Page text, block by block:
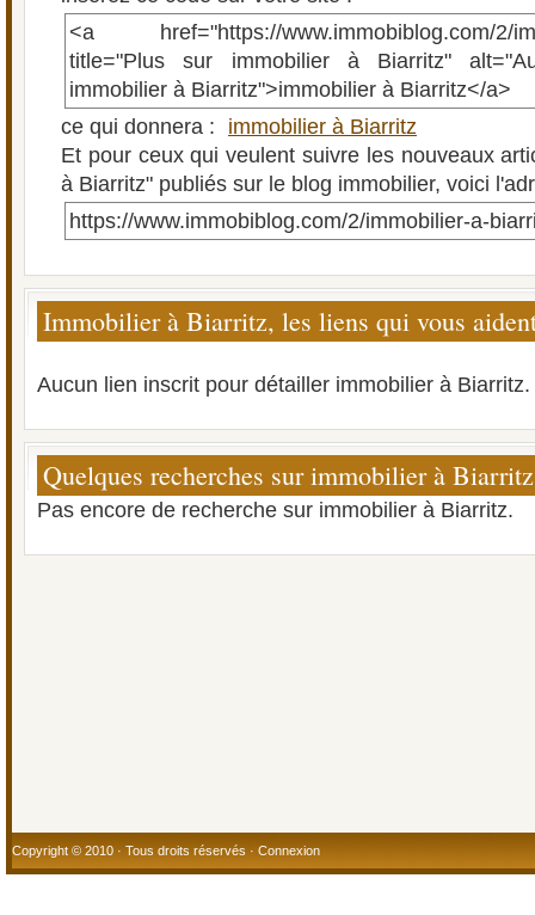
<a href="https://www.immobiblog.com/2/
title="Plus sur immobilier à Biarritz"
immobilier à Biarritz">immobilier à Biarritz</a>
ce qui donnera :
immobilier à Biarritz
Et pour ceux qui veulent suivre les nouveaux
à Biarritz" publiés sur le blog immobilier, voici
https://www.immobiblog.com/2/immobilier-a-
Immobilier à Biarritz, les liens qui vous
Aucun lien inscrit pour détailler immobilier à Biarritz.
Quelques recherches sur immobilier à Biarritz
Pas encore de recherche sur immobilier à Biarritz.
Copyright © 2010 · Tous droits réservés · Connexion